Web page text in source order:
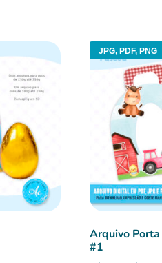
JPG, PDF, PNG
Arquivo
#1